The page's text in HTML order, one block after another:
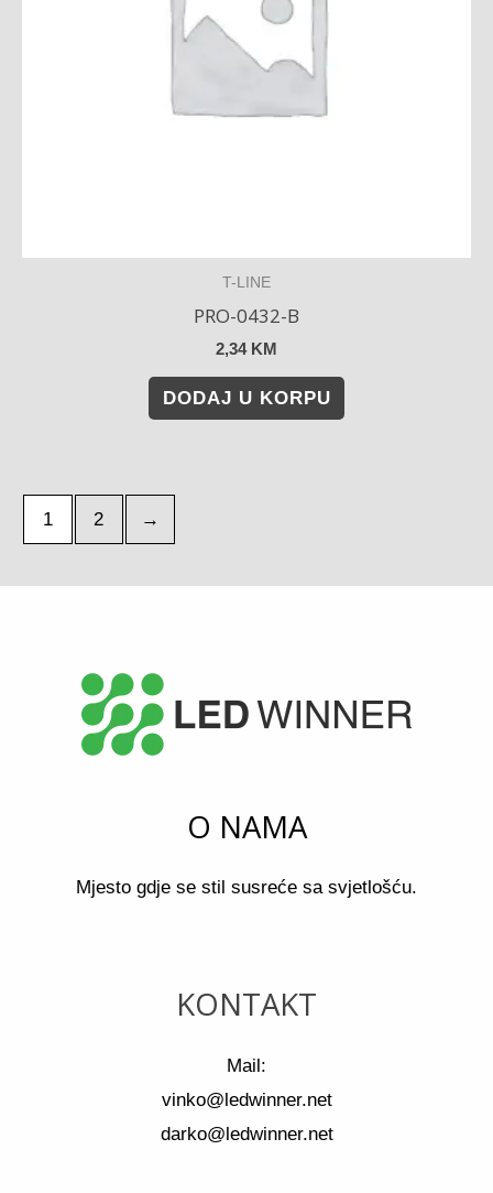
T-LINE
PRO-0432-B
2,34 KM
DODAJ U KORPU
1 2 →
O NAMA
Mjesto gdje se stil susreće sa svjetlošću.
KONTAKT
Mail:
vinko@ledwinner.net
darko@ledwinner.net